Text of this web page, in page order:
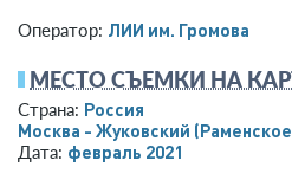
Оператор: ЛИИ им. Громова
МЕСТО СЪЕМКИ НА
Страна: Россия
Москва - Жуковский
Дата: февраль 2021